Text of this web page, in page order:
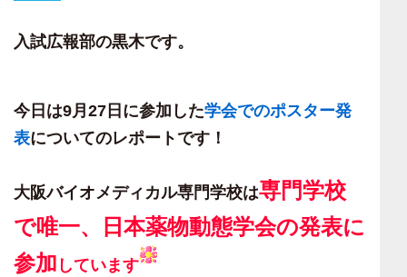
入試広報部の黒木です。
今日は9月 27 日に参加した学会でのポスター発
表についてのレポートです！
大阪バイオメディカル専門学校は専門学校
で唯一、日本薬物動態学会の発表に
参加 しています